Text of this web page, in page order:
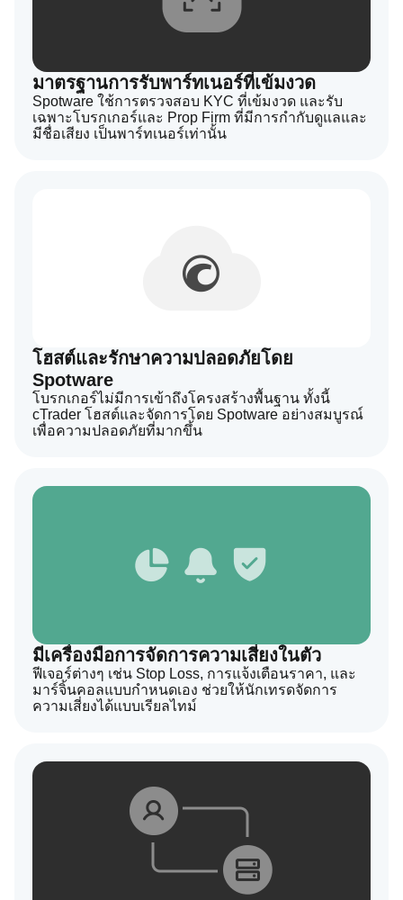
มาตรฐานการรับพาร์ทเนอร์ที่เข้มงวด
Spotware ใช้การตรวจสอบ KYC ที่เข้มงวด และรับ
เฉพาะโบรกเกอร์และ Prop Firm ที่มีการกำกับดูแลและ
มีชื่อเสียง เป็นพาร์ทเนอร์เท่านั้น
โฮสต์และรักษาความปลอดภัยโดย
Spotware
โบรกเกอร์ไม่มีการเข้าถึงโครงสร้างพื้นฐาน ทั้งนี้
cTrader โฮสต์และจัดการโดย Spotware อย่างสมบูรณ์
เพื่อความปลอดภัยที่มากขึ้น
มีเครื่องมือการจัดการความเสี่ยงในตัว
ฟีเจอร์ต่างๆ เช่น Stop Loss, การแจ้งเตือนราคา, และ
มาร์จิ้นคอลแบบกำหนดเอง ช่วยให้นักเทรดจัดการ
ความเสี่ยงได้แบบเรียลไทม์